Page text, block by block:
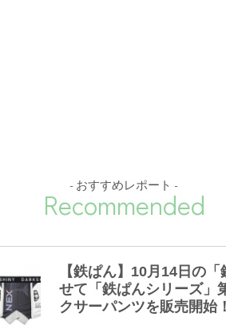
- おすすめレポート -
Recommended
【鉄ぱん】10月14日の
せて「鉄ぱんシリーズ」
クサーパンツを販売開始